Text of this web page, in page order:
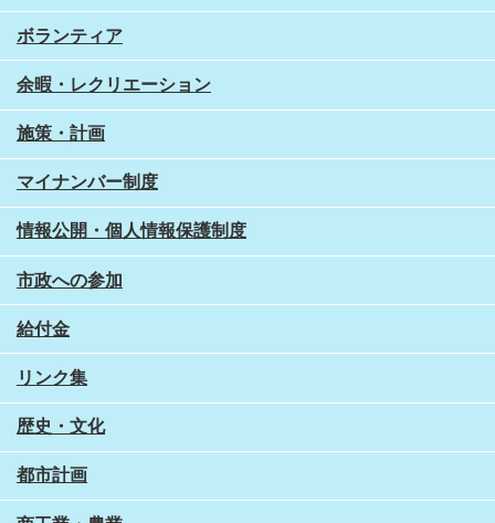
ボランティア
余暇・レクリエーション
施策・計画
マイナンバー制度
情報公開・個人情報保護制度
市政への参加
給付金
リンク集
歴史・文化
都市計画